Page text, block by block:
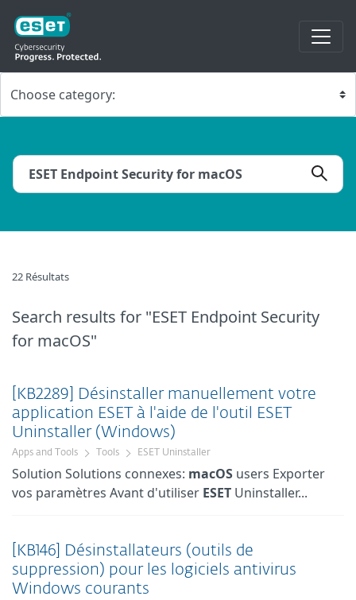
22 Résultats
Search results for "ESET Endpoint Security
for macOS"
[KB2289] Désinstaller manuellement votre
application ESET à l'aide de l'outil ESET
Uninstaller (Windows)
Apps and Tools Tools ESET Uninstaller
Solution Solutions connexes: macOS users Exporter
vos paramètres Avant d'utiliser ESET Uninstaller...
[KB146] Désinstallateurs (outils de
suppression) pour les logiciels antivirus
Windows courants